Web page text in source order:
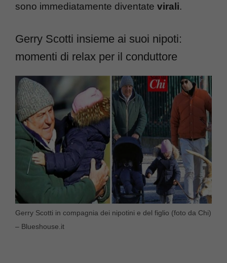
sono immediatamente diventate virali.
Gerry Scotti insieme ai suoi nipoti:
momenti di relax per il conduttore
Gerry Scotti in compagnia dei nipotini e del figlio (foto da Chi)
– Blueshouse.it